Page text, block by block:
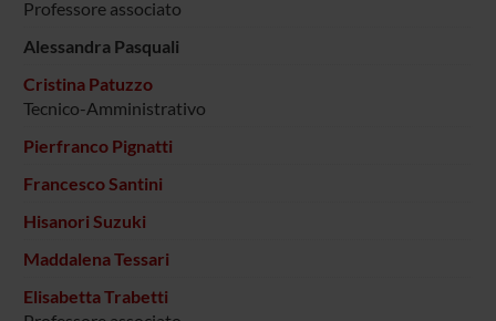
Professore associato
Alessandra Pasquali
Cristina Patuzzo
Tecnico-Amministrativo
Pierfranco Pignatti
Francesco Santini
Hisanori Suzuki
Maddalena Tessari
Elisabetta Trabetti